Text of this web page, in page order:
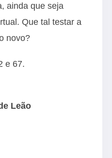
ainda que seja
Que tal testar a
novo?
e 67.
Leão